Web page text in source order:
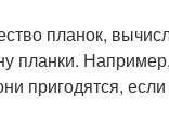
планок,
планки.
пригодятся,